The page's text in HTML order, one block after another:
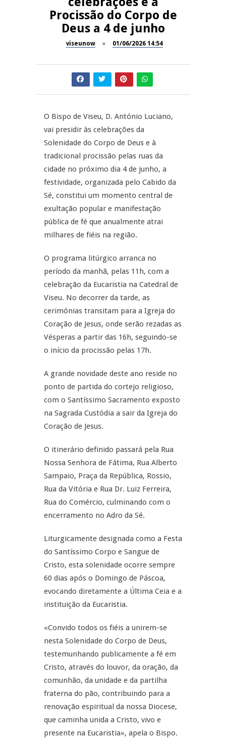
11º Encontro Gastronómico
Amador de Abrunhosa-a-Velha
Now Opinião – Manuela
Antunes: Problemas nos
Tradidanças em São Pedro do
A Juiz Esclarece – Medidas a
executar no meio natural de
vida (II)
Inauguração Loja do Cidadão
S.J. Pesqueira
Procissão do Corpo de
Deus a 4 de junho
viseunow 01/06/2026 14:54
O Bispo de Viseu, D. António Luciano,
vai presidir às celebrações da
Solenidade do Corpo de Deus e à
tradicional procissão pelas ruas da
cidade no próximo dia 4 de junho, a
festividade, organizada pelo Cabido da
Sé, constitui um momento central de
exultação popular e manifestação
pública de fé que anualmente atrai
milhares de fiéis na região.
O programa litúrgico arranca no
período da manhã, pelas 11h, com a
celebração da Eucaristia na Catedral de
Viseu. No decorrer da tarde, as
cerimónias transitam para a Igreja do
Coração de Jesus, onde serão rezadas as
Vésperas a partir das 16h, seguindo-se
o início da procissão pelas 17h.
A grande novidade deste ano reside no
ponto de partida do cortejo religioso,
com o Santíssimo Sacramento exposto
na Sagrada Custódia a sair da Igreja do
Coração de Jesus.
O itinerário definido passará pela Rua
Nossa Senhora de Fátima, Rua Alberto
Sampaio, Praça da República, Rossio,
Rua da Vitória e Rua Dr. Luiz Ferreira,
Rua do Comércio, culminando com o
encerramento no Adro da Sé.
Liturgicamente designada como a Festa
do Santíssimo Corpo e Sangue de
Cristo, esta solenidade ocorre sempre
60 dias após o Domingo de Páscoa,
evocando diretamente a Última Ceia e a
instituição da Eucaristia.
«Convido todos os fiéis a unirem-se
nesta Solenidade do Corpo de Deus,
testemunhando publicamente a fé em
Cristo, através do louvor, da oração, da
comunhão, da unidade e da partilha
fraterna do pão, contribuindo para a
renovação espiritual da nossa Diocese,
que caminha unida a Cristo, vivo e
presente na Eucaristia», apela o Bispo.